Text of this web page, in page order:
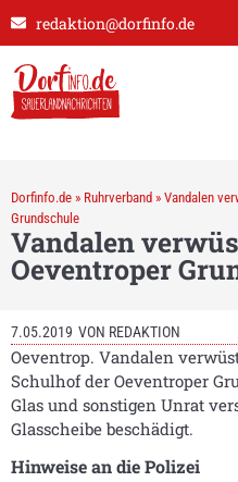
redaktion@dorfinfo.de
Dorfinfo.de » Ruhrverband » Vandalen
Grundschule
Vandalen
Oeventroper
7.05.2019 VON REDAKTION
Oeventrop. Vandalen
Schulhof der Oeventroper
Glas und sonstigen Unrat
Glasscheibe beschädigt.
Hinweise an die Polizei